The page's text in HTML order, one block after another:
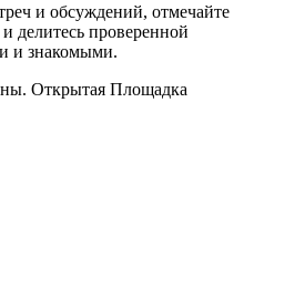
и обсуждений, отмечайте
делитесь проверенной
и знакомыми.
Открытая Площадка